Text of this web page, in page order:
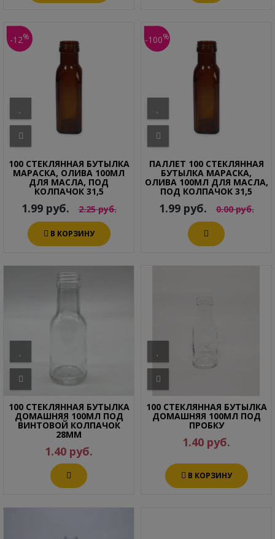
100 СТЕКЛЯННАЯ БУТЫЛКА
МАРАСКА, ОЛИВА 100МЛ
ДЛЯ МАСЛА, ПОД
КОЛПАЧОК 31,5
1.99 руб. 2.25 руб.
-12%
В КОРЗИНУ
ПАЛЛЕТ 100 СТЕКЛЯННАЯ
БУТЫЛКА МАРАСКА,
ОЛИВА 100МЛ ДЛЯ МАСЛА,
ПОД КОЛПАЧОК 31,5
1.99 руб. 0.00 руб.
-100%
100 СТЕКЛЯННАЯ БУТЫЛКА
ДОМАШНЯЯ 100МЛ ПОД
ВИНТОВОЙ КОЛПАЧОК
28ММ
1.40 руб.
100 СТЕКЛЯННАЯ БУТЫЛКА
ДОМАШНЯЯ 100МЛ ПОД
ПРОБКУ
1.40 руб.
В КОРЗИНУ